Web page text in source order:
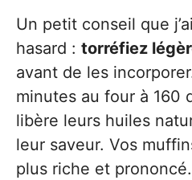
Un petit conseil que
hasard : torréfiez
avant de les
minutes au four à 160
libère leurs huiles
leur saveur. Vos
plus riche et prononcé.